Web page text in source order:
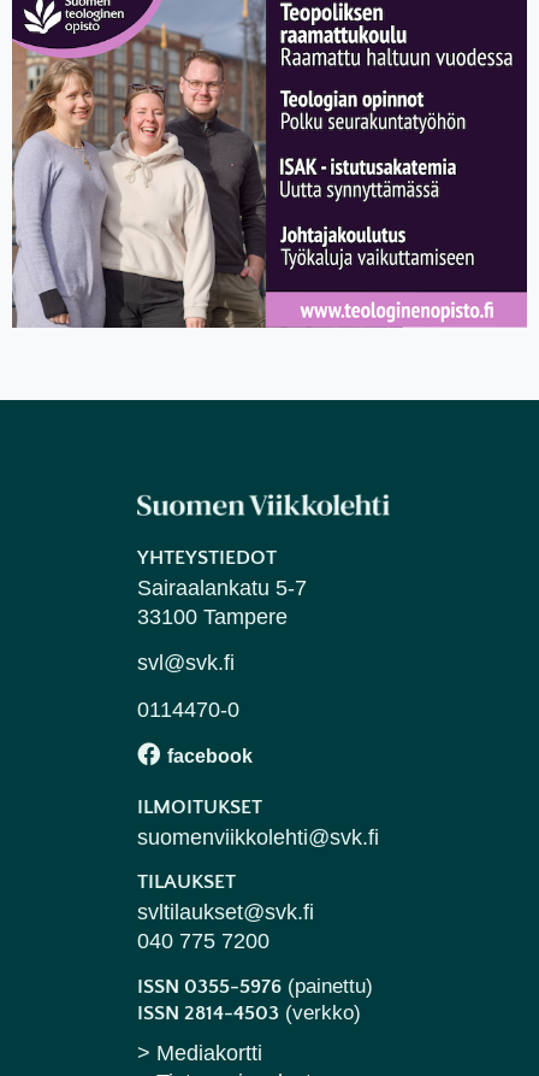
YHTEYSTIEDOT
Sairaalankatu 5-7
33100 Tampere
svl@svk.fi
0114470-0
ILMOITUKSET
suomenviikkolehti@svk.fi
TILAUKSET
svltilaukset@svk.fi
040 775 7200
ISSN 0355-5976 (painettu)
ISSN 2814-4503 (verkko)
> Mediakortti